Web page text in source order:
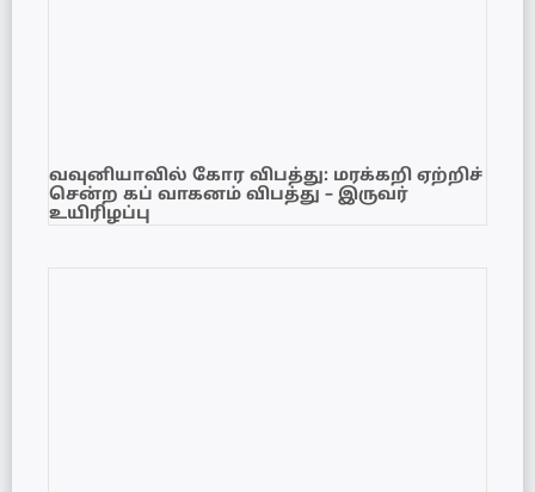
வவுனியாவில் கோர விபத்து: மரக்கறி ஏற்றிச்
சென்ற கப் வாகனம் விபத்து – இருவர்
உயிரிழப்பு